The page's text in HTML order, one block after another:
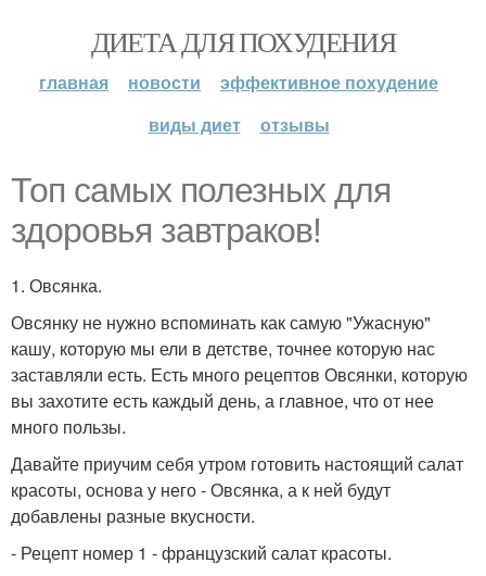
ДИЕТА ДЛЯ ПОХУДЕНИЯ
главная новости
эффективное похудение
виды диет
отзывы
Топ самых полезных для
здоровья завтраков!
1. Овсянка.
Овсянку не нужно вспоминать как самую "Ужасную"
кашу, которую мы ели в детстве, точнее которую нас
заставляли есть. Есть много рецептов Овсянки, которую
вы захотите есть каждый день, а главное, что от нее
много пользы.
Давайте приучим себя утром готовить настоящий салат
красоты, основа у него - Овсянка, а к ней будут
добавлены разные вкусности.
- Рецепт номер 1 - французский салат красоты.